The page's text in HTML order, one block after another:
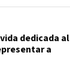
dedicada al
a